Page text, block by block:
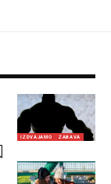
IZDVAJAMO ZABAVA